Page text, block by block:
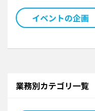
イベントの企画
業務別カテゴリ一覧